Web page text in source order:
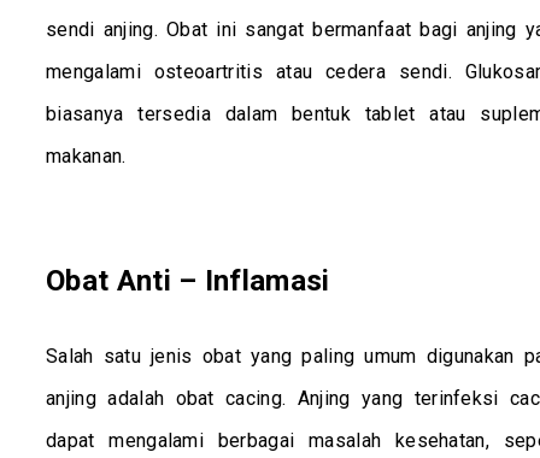
sendi anjing. Obat ini sangat bermanfaat bagi anjing
mengalami osteoartritis atau cedera sendi.
biasanya tersedia dalam bentuk tablet atau
makanan.
Obat Anti – Inflamasi
Salah satu jenis obat yang paling umum digunakan
anjing adalah obat cacing. Anjing yang terinfeksi
dapat mengalami berbagai masalah kesehatan,